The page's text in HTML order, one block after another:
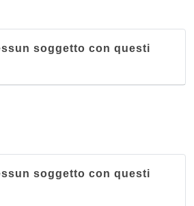
soggetto con questi
soggetto con questi